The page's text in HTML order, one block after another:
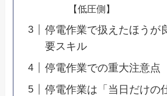
【低圧側】
停電作業で扱えたほうが
要スキル
停電作業での重大注意点
停電作業は「当日だけの